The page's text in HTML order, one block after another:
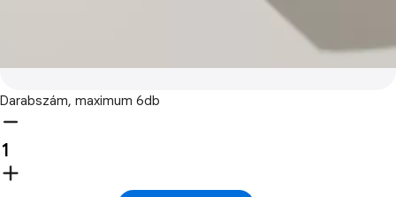
Darabszám, maximum 6db